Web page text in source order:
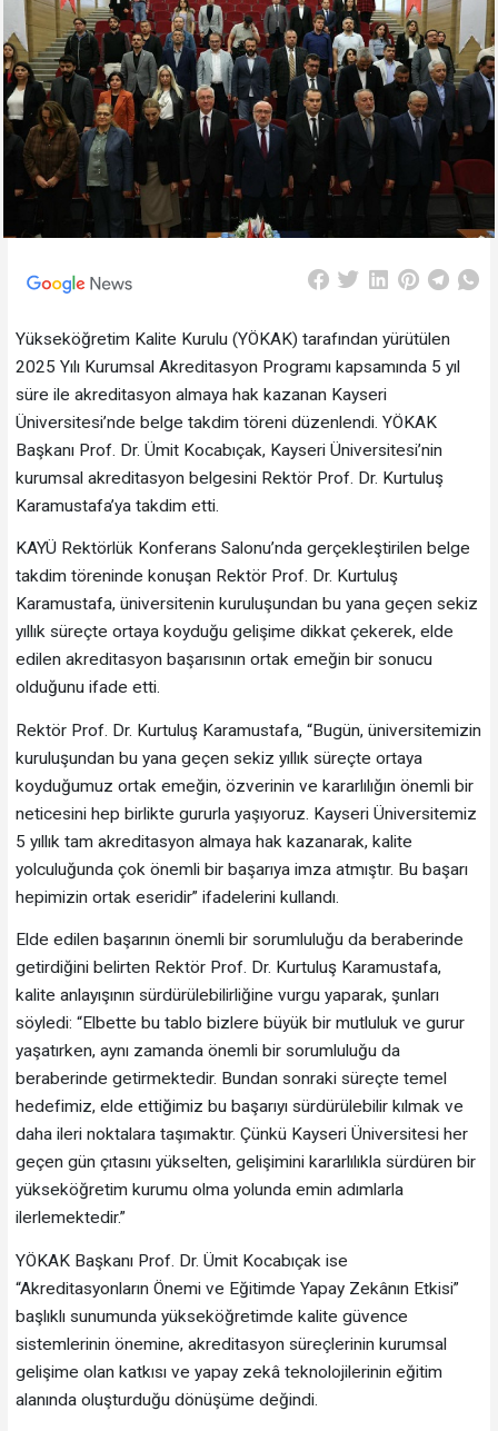
Yükseköğretim Kalite Kurulu (YÖKAK) tarafından yürütülen
2025 Yılı Kurumsal Akreditasyon Programı kapsamında 5 yıl
süre ile akreditasyon almaya hak kazanan Kayseri
Üniversitesi’nde belge takdim töreni düzenlendi. YÖKAK
Başkanı Prof. Dr. Ümit Kocabıçak, Kayseri Üniversitesi’nin
kurumsal akreditasyon belgesini Rektör Prof. Dr. Kurtuluş
Karamustafa’ya takdim etti.
KAYÜ Rektörlük Konferans Salonu’nda gerçekleştirilen belge
takdim töreninde konuşan Rektör Prof. Dr. Kurtuluş
Karamustafa, üniversitenin kuruluşundan bu yana geçen sekiz
yıllık süreçte ortaya koyduğu gelişime dikkat çekerek, elde
edilen akreditasyon başarısının ortak emeğin bir sonucu
olduğunu ifade etti.
Rektör Prof. Dr. Kurtuluş Karamustafa, “Bugün, üniversitemizin
kuruluşundan bu yana geçen sekiz yıllık süreçte ortaya
koyduğumuz ortak emeğin, özverinin ve kararlılığın önemli bir
neticesini hep birlikte gururla yaşıyoruz. Kayseri Üniversitemiz
5 yıllık tam akreditasyon almaya hak kazanarak, kalite
yolculuğunda çok önemli bir başarıya imza atmıştır. Bu başarı
hepimizin ortak eseridir” ifadelerini kullandı.
Elde edilen başarının önemli bir sorumluluğu da beraberinde
getirdiğini belirten Rektör Prof. Dr. Kurtuluş Karamustafa,
kalite anlayışının sürdürülebilirliğine vurgu yaparak, şunları
söyledi: “Elbette bu tablo bizlere büyük bir mutluluk ve gurur
yaşatırken, aynı zamanda önemli bir sorumluluğu da
beraberinde getirmektedir. Bundan sonraki süreçte temel
hedefimiz, elde ettiğimiz bu başarıyı sürdürülebilir kılmak ve
daha ileri noktalara taşımaktır. Çünkü Kayseri Üniversitesi her
geçen gün çıtasını yükselten, gelişimini kararlılıkla sürdüren bir
yükseköğretim kurumu olma yolunda emin adımlarla
ilerlemektedir.”
YÖKAK Başkanı Prof. Dr. Ümit Kocabıçak ise
“Akreditasyonların Önemi ve Eğitimde Yapay Zekânın Etkisi”
başlıklı sunumunda yükseköğretimde kalite güvence
sistemlerinin önemine, akreditasyon süreçlerinin kurumsal
gelişime olan katkısı ve yapay zekâ teknolojilerinin eğitim
alanında oluşturduğu dönüşüme değindi.